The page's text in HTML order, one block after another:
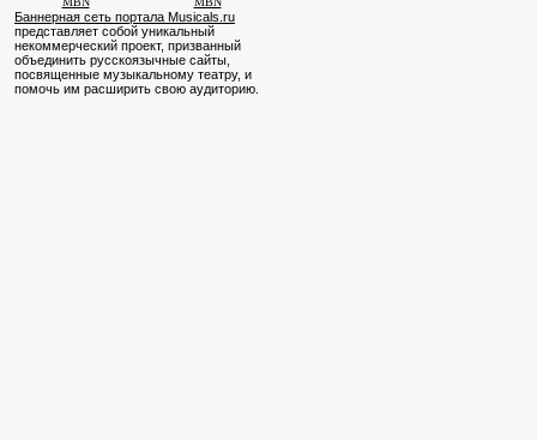
Баннерная сеть портала Musicals.ru
представляет собой уникальный
некоммерческий проект, призванный
объединить русскоязычные сайты,
посвященные музыкальному театру, и
помочь им расширить свою аудиторию.